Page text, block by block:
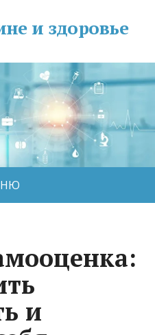
и здоровье
и